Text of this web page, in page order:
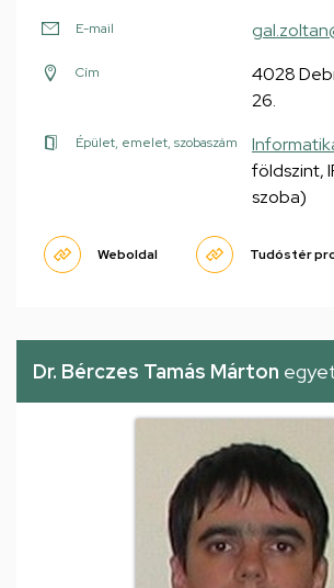
E-mail
Cím
4028
26.
Épület, emelet, szobaszám
földszint,
szoba)
Weboldal Tudóstér
Dr. Bérczes Tamás Márton